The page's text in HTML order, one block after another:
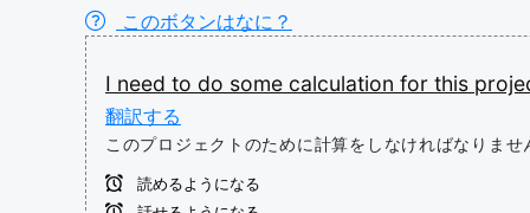
このボタンはなに？
I need to do some calculation for this
翻訳する
このプロジェクトのために計算をしなければなりませ
読めるようになる